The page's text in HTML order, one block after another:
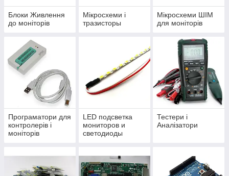
Блоки Живлення
до моніторів
Мікросхеми і
тразисторы
Мікросхеми ШІМ
для моніторів
Програматори для
контролерів і
моніторів
LED подсветка
мониторов и
светодиоды
Тестери і
Аналізатори